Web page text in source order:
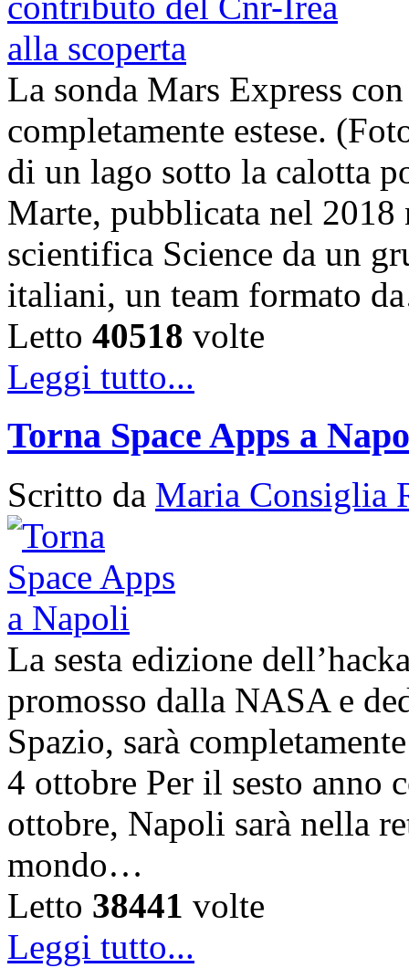
La sonda Mars Express
completamente estese.
di un lago sotto la calotta
Marte, pubblicata nel
scientifica Science da un
italiani, un team formato
Letto 40518 volte
Leggi tutto...
Torna Space Apps a
Scritto da Maria Consiglia
La sesta edizione
promosso dalla NASA e
Spazio, sarà
4 ottobre Per il sesto anno
ottobre, Napoli sarà nella
mondo…
Letto 38441 volte
Leggi tutto...